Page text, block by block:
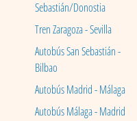
Sebastián/Donostia
Tren Zaragoza - Sevilla
Autobús San Sebastián -
Bilbao
Autobús Madrid - Málaga
Autobús Málaga - Madrid